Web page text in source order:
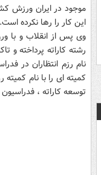
این کار را رها نکرده است.
وی پس از انقلاب و با
نام رزم انتظاران در
کمیته ای را با نام
توسعه کاراته ،